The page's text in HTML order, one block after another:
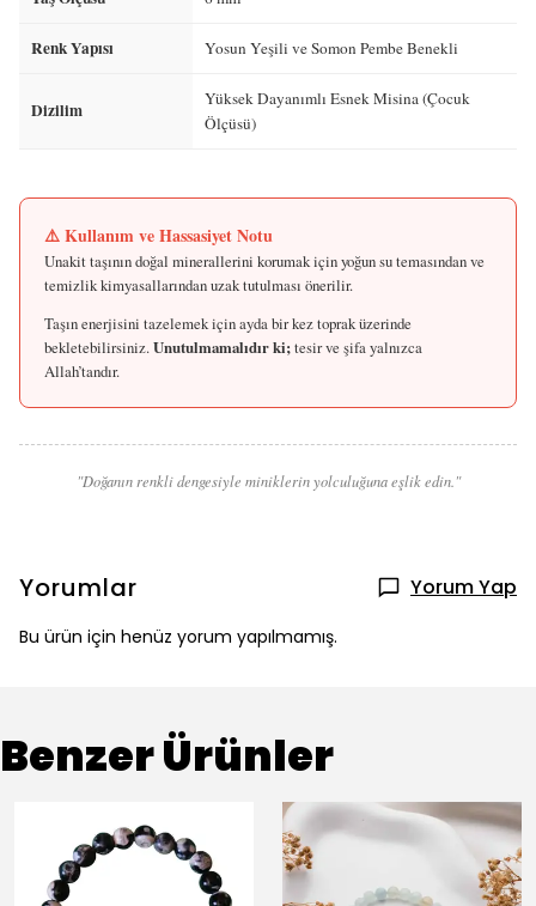
Renk Yapısı Yosun Yeşili ve Somon Pembe Benekli
Dizilim
Yüksek Dayanımlı Esnek Misina (Çocuk
Ölçüsü)
⚠️ Kullanım ve Hassasiyet Notu
Unakit taşının doğal minerallerini korumak için yoğun su temasından ve
temizlik kimyasallarından uzak tutulması önerilir.
Taşın enerjisini tazelemek için ayda bir kez toprak üzerinde
bekletebilirsiniz.Unutulmamalıdır ki;tesir ve şifa yalnızca
Allah’tandır.
"Doğanın renkli dengesiyle miniklerin yolculuğuna eşlik edin."
Yorumlar Yorum Yap
Bu ürün için henüz yorum yapılmamış.
Benzer Ürünler